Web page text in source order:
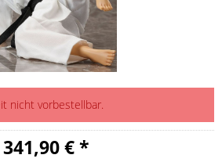
nicht vorbestellbar.
341,90 € *